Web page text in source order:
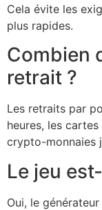
Cela évite les
plus rapides.
Combien
retrait ?
Les retraits par
heures, les
crypto-monnaies
Le jeu
Oui, le